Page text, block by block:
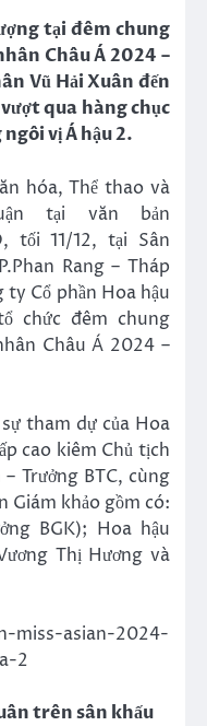
tại đêm chung
Châu Á2024 –
Vũ Hải Xuân đến
qua hàng chục
vị Á hậu 2.
hóa, Thể thao và
tại văn bản
tối 11/12, tại Sân
Rang – Tháp
Cổ phần Hoa hậu
chức đêm chung
Châu Á 2024 –
tham dự của Hoa
cao kiêm Chủ tịch
Trưởng BTC, cùng
Giám khảo gồm có:
BGK); Hoa hậu
Thị Hương và
trên sân khấu